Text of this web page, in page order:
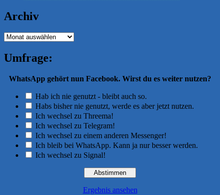
Archiv
Archiv
Umfrage:
WhatsApp gehört nun Facebook. Wirst du es weiter nutzen?
Hab ich nie genutzt - bleibt auch so.
Habs bisher nie genutzt, werde es aber jetzt nutzen.
Ich wechsel zu Threema!
Ich wechsel zu Telegram!
Ich wechsel zu einem anderen Messenger!
Ich bleib bei WhatsApp. Kann ja nur besser werden.
Ich wechsel zu Signal!
Ergebnis ansehen